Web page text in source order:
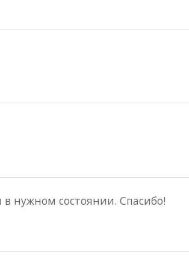
нужном состоянии. Спасибо!